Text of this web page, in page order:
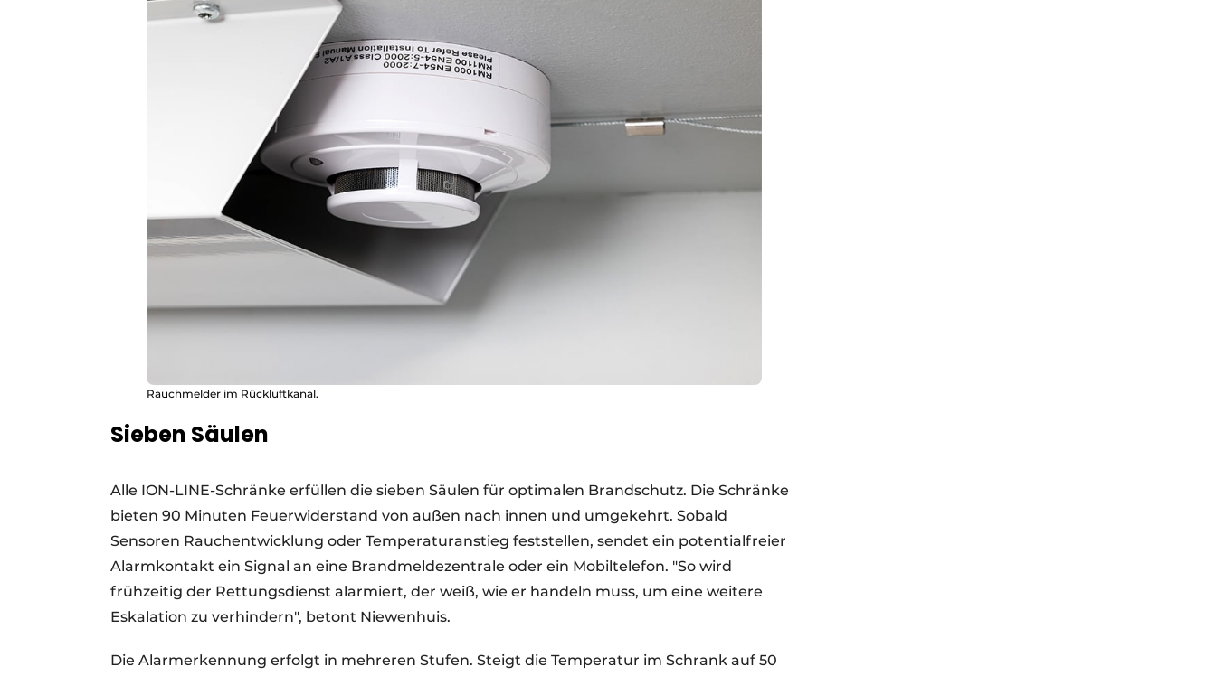
Rauchmelder im Rückluftkanal.
Sieben Säulen
Alle ION-LINE-Schränke erfüllen die sieben Säulen für optimalen Brandschutz. Die Schränke
bieten 90 Minuten Feuerwiderstand von außen nach innen und umgekehrt. Sobald
Sensoren Rauchentwicklung oder Temperaturanstieg feststellen, sendet ein potentialfreier
Alarmkontakt ein Signal an eine Brandmeldezentrale oder ein Mobiltelefon. "So wird
frühzeitig der Rettungsdienst alarmiert, der weiß, wie er handeln muss, um eine weitere
Eskalation zu verhindern", betont Niewenhuis.
Die Alarmerkennung erfolgt in mehreren Stufen. Steigt die Temperatur im Schrank auf 50